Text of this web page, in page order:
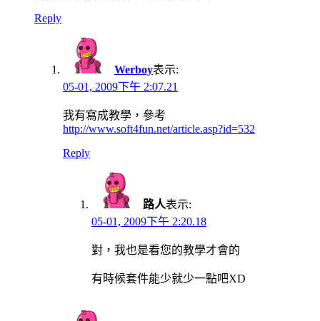
Reply
Werboy表示:
05-01, 2009下午 2:07.21
我有寫成教學，參考
http://www.soft4fun.net/article.asp?id=532
Reply
路人表示:
05-01, 2009下午 2:20.18
對，我也是看您的教學才會的
有時候套件能少就少一點吧XD